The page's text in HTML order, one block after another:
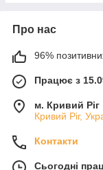
Про нас
96%
Працює з
м. Кривий Ріг
Кривий Ріг,
Контакти
Сьогодні